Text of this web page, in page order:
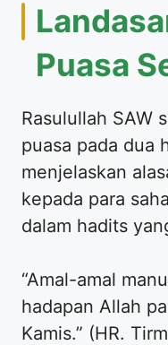
Puasa
Rasulullah SAW
puasa pada dua
menjelaskan
kepada para
dalam hadits
“Amal-amal
hadapan Allah
Kamis.” (HR.